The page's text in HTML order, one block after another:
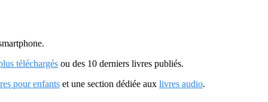
téléchargés ou des 10 derniers livres publiés.
pour enfants et une section dédiée aux livres audio.